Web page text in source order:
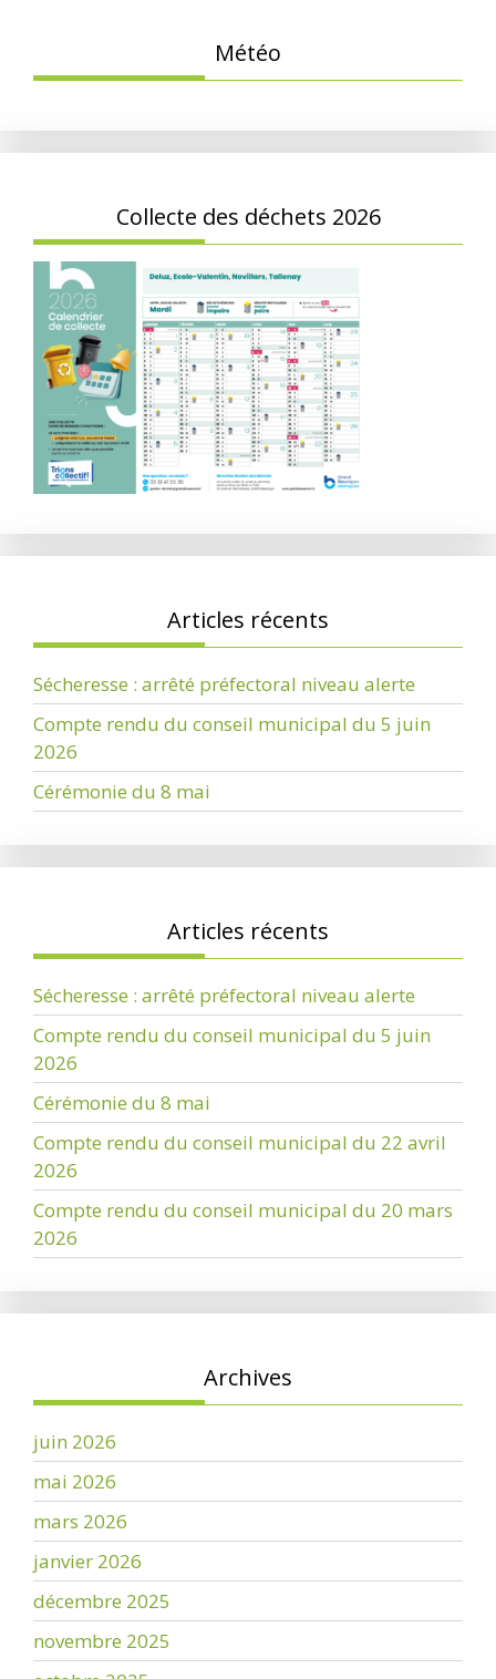
Météo
Collecte des déchets 2026
Articles récents
Sécheresse : arrêté préfectoral niveau alerte
Compte rendu du conseil municipal du 5 juin
2026
Cérémonie du 8 mai
Articles récents
Sécheresse : arrêté préfectoral niveau alerte
Compte rendu du conseil municipal du 5 juin
2026
Cérémonie du 8 mai
Compte rendu du conseil municipal du 22 avril
2026
Compte rendu du conseil municipal du 20 mars
2026
Archives
juin 2026
mai 2026
mars 2026
janvier 2026
décembre 2025
novembre 2025